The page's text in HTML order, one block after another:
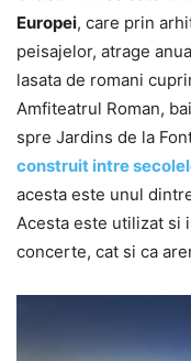
Europei, care prin
peisajelor, atrage
lasata de romani
Amfiteatrul Roman,
spre Jardins de la
construit intre
acesta este unul
Acesta este utilizat si
concerte, cat si ca